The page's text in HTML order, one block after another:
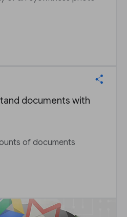
documents with
of documents